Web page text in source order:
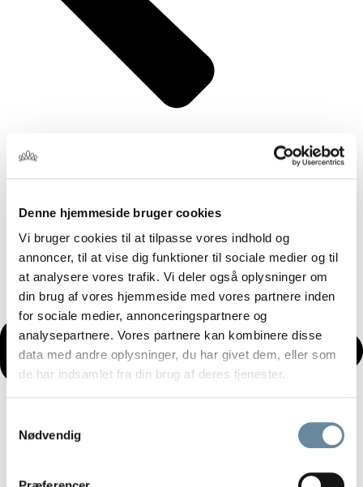
Denne hjemmeside bruger cookies
Vi bruger cookies til at tilpasse vores indhold og
annoncer, til at vise dig funktioner til sociale medier og til
at analysere vores trafik. Vi deler også oplysninger om
din brug af vores hjemmeside med vores partnere inden
for sociale medier, annonceringspartnere og
analysepartnere. Vores partnere kan kombinere disse
data med andre oplysninger, du har givet dem, eller som
de har indsamlet fra din brug af deres tjenester.
Nødvendig